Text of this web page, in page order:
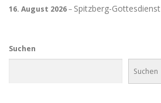
16. August 2026– Spitzberg-Gottesdienst
Suchen
Suchen